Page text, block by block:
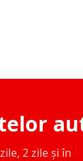
2 zile și în